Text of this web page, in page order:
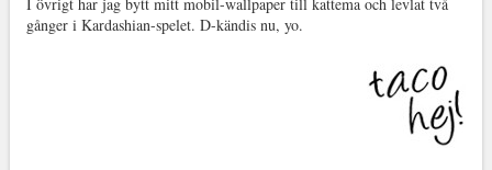
gånger i Kardashian-spelet. D-kändis nu, yo.